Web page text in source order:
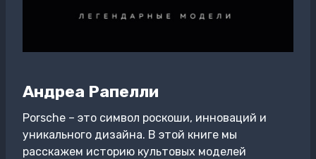
Андреа Рапелли
Porsche – это символ роскоши, инноваций и
уникального дизайна. В этой книге мы
расскажем историю культовых моделей